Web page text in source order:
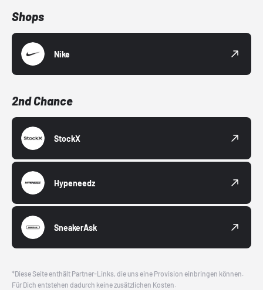
Shops
Nike
2nd Chance
StockX
Hypeneedz
SneakerAsk
*Diese Seite enthält Partner-Links, die uns eine Provision einbringen können.
Für Dich entstehen dadurch keine zusätzlichen Kosten.